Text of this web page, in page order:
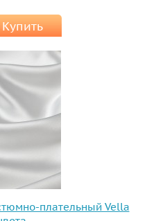
Купить
плательный Vella